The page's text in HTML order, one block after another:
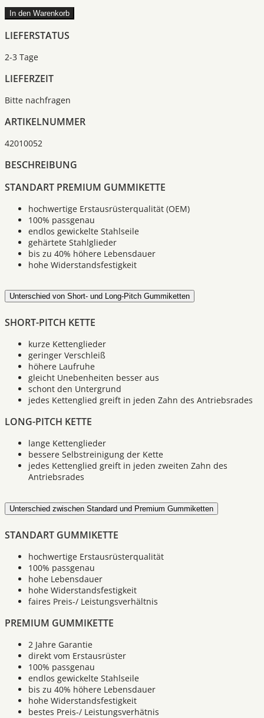
In den Warenkorb
LIEFERSTATUS
2-3 Tage
LIEFERZEIT
Bitte nachfragen
ARTIKELNUMMER
42010052
BESCHREIBUNG
STANDART PREMIUM GUMMIKETTE
hochwertige Erstausrüsterqualität (OEM)
100% passgenau
endlos gewickelte Stahlseile
gehärtete Stahlglieder
bis zu 40% höhere Lebensdauer
hohe Widerstandsfestigkeit
Unterschied von Short- und Long-Pitch Gummiketten
SHORT-PITCH KETTE
kurze Kettenglieder
geringer Verschleiß
höhere Laufruhe
gleicht Unebenheiten besser aus
schont den Untergrund
jedes Kettenglied greift in jeden Zahn des Antriebsrades
LONG-PITCH KETTE
lange Kettenglieder
bessere Selbstreinigung der Kette
jedes Kettenglied greift in jeden zweiten Zahn des
Antriebsrades
Unterschied zwischen Standard und Premium Gummiketten
STANDART GUMMIKETTE
hochwertige Erstausrüsterqualität
100% passgenau
hohe Lebensdauer
hohe Widerstandsfestigkeit
faires Preis-/ Leistungsverhältnis
PREMIUM GUMMIKETTE
2 Jahre Garantie
direkt vom Erstausrüster
100% passgenau
endlos gewickelte Stahlseile
bis zu 40% höhere Lebensdauer
hohe Widerstandsfestigkeit
bestes Preis-/ Leistungsverhätnis